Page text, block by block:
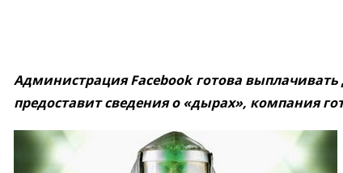
Администрация Facebook готова
предоставит сведения о «дырах», компания